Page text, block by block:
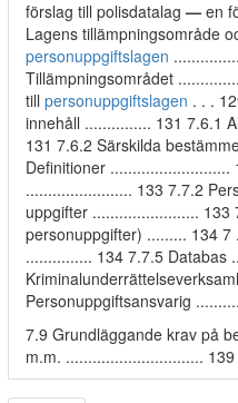
förslag till polisdatalag — en
Lagens tillämpningsområde
personuppgiftslagen
Tillämpningsområdet
till personuppgiftslagen . . .
innehåll ............... 131 7.6.1
131 7.6.2 Särskilda
Definitioner ...........................
........................ 133 7.7.2
uppgifter ........................ 133
personuppgifter) ......... 134
............... 134 7.7.5 Databas
Personuppgiftsansvarig
7.9 Grundläggande krav på
m.m. ............................... 139